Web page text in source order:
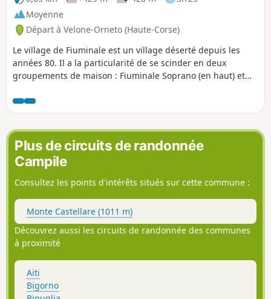
Préservés du tourisme de masse, vous aurez
l'occasion de visiter trois villages
traditionnels de la haute région de la Costa
Verde.
Moyenne
Départ à Velone-Orneto (Haute-Corse)
Le village de Fiuminale est un village déserté depuis les
années 80. Il a la particularité de se scinder en deux
groupements de maison : Fiuminale Soprano (en haut) et
sentiers. Celui proposé dans cette randonnée, débute au
village de Velone-Orneto, qui est aussi le terminus de la
D330.
Plus de circuits de randonnée
Campile
Consultez les points d'intérêts situés sur cette commune :
Monte Castellare (1011 m)
Découvrez aussi les circuits de randonnée des communes
à proximité
Aiti
Bigorno